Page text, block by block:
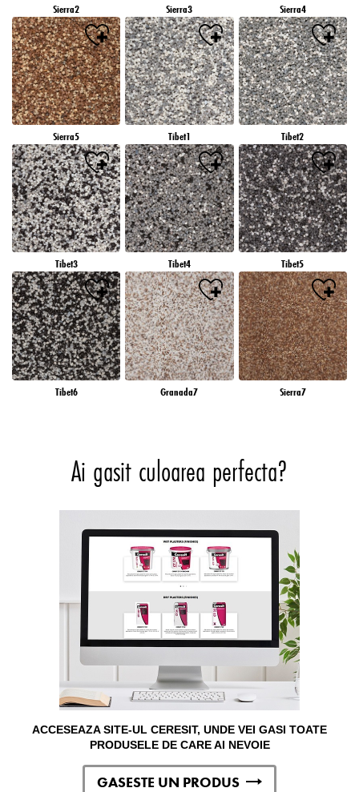
Sierra2 Sierra3 Sierra4
Sierra5 Tibet1 Tibet2
Tibet3 Tibet4 Tibet5
Tibet6 Granada7 Sierra7
Ai gasit culoarea perfecta?
ACCESEAZA SITE-UL CERESIT, UNDE VEI GASI TOATE
PRODUSELE DE CARE AI NEVOIE
GASESTE UN PRODUS